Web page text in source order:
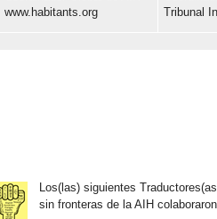
www.habitants.org
Tribunal
Los(las) siguientes
sin fronteras de la AIH